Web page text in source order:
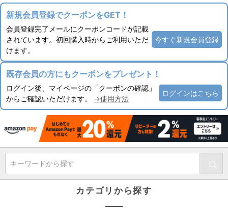
新規会員登録でクーポンをGET！
会員登録完了メールにクーポンコードが記載
されています。初回購入時からご利用いただ
けます。
今すぐ新規会員登録
既存会員の方にもクーポンをプレゼント！
ログイン後、マイページの「クーポンの確認」
からご確認いただけます。 →使用方法
ログインはこちら
キーワードから探す
カテゴリから探す